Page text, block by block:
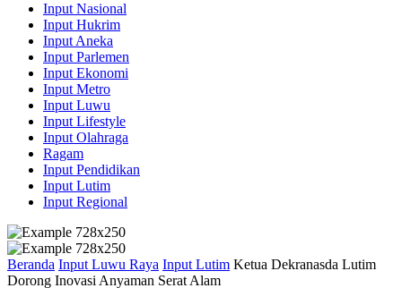
Input Nasional
Input Hukrim
Input Aneka
Input Parlemen
Input Ekonomi
Input Metro
Input Luwu
Input Lifestyle
Input Olahraga
Ragam
Input Pendidikan
Input Lutim
Input Regional
Beranda Input Luwu Raya Input Lutim Ketua Dekranasda Lutim
Dorong Inovasi Anyaman Serat Alam